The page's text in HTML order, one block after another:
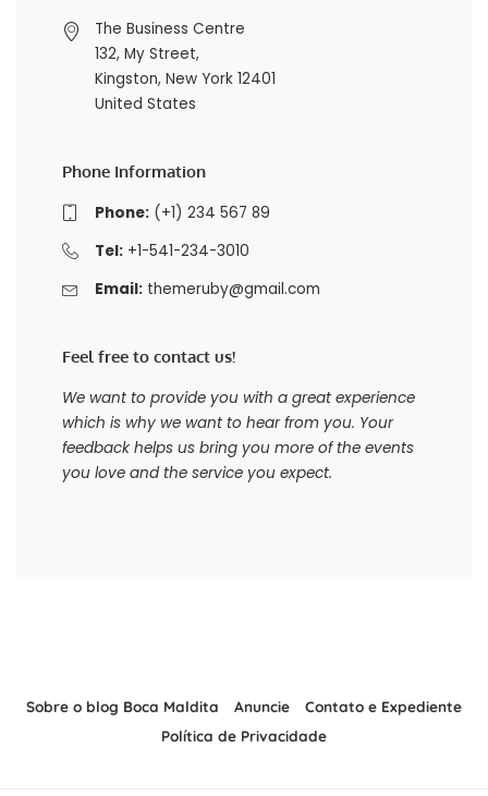
The Business Centre
132, My Street,
Kingston, New York 12401
United States
Phone Information
Phone:(+1) 234 567 89
Tel:+1-541-234-3010
Email: themeruby@gmail.com
Feel free to contact us!
We want to provide you with a great experience
which is why we want to hear from you. Your
feedback helps us bring you more of the events
you love and the service you expect.
Sobre o blog Boca Maldita Anuncie
Contato e Expediente
Política de Privacidade